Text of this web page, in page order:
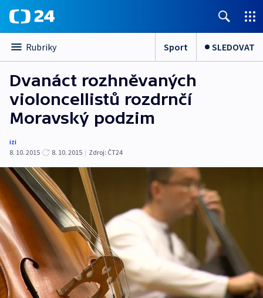
Rubriky Sport SLEDOVAT
Dvanáct rozhněvaných
violoncellistů rozdrnčí
Moravský podzim
izi
8. 10. 2015
8. 10. 2015 | Zdroj: ČT24